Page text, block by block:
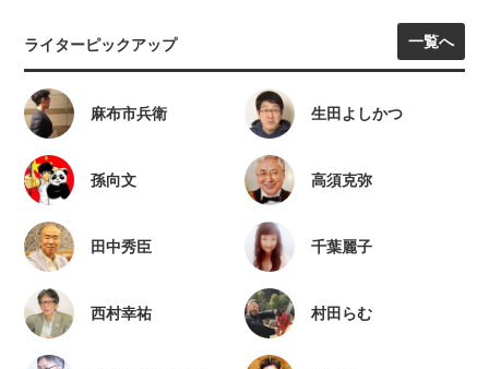
ライターピックアップ 一覧へ
麻布市兵衛 生田よしかつ
孫向文 高須克弥
田中秀臣 千葉麗子
西村幸祐 村田らむ